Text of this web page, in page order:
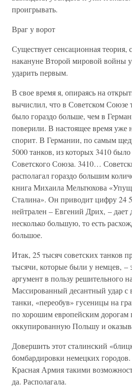
проигрывать.
Враг у ворот
Существует сенсационная теория,
накануне Второй мировой войны
ударить первым.
В свое время я, опираясь на
вычислил, что в Советском Союзе
было гораздо больше, чем в
поверили. В настоящее время уже
спорит. В Германии, по самым
5000 танков, из которых 3410
Советского Союза. 3410…
располагал гораздо большим
книга Михаила Мельтюхова
Сталина». Он приводит цифру 24
нейтрален – Евгений Дрих, –
несколько большую, то есть
большое.
Итак, 25 тысяч советских танков
тысячи, которые были у немцев, –
аргумент в пользу решительного
Массированный десантный удар с
танки, «переобув» гусеницы на
по хорошим европейским дорогам
оккупированную Польшу и
Довершить этот сталинский
бомбардировки немецких городов.
Красная Армия такими
да. Располагала.